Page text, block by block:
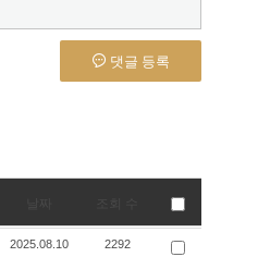
댓글 등록
2025.08.10 2292